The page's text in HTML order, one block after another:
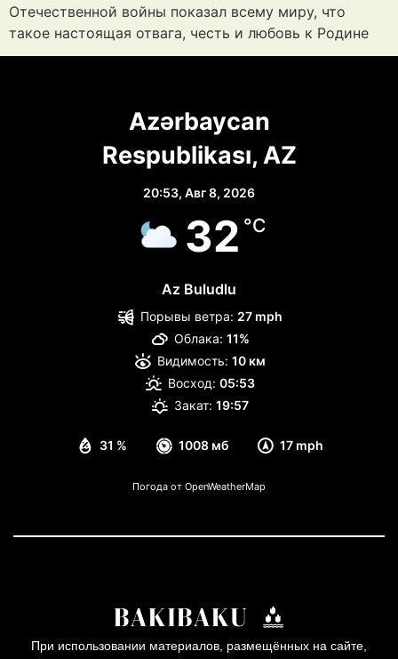
Отечественной войны показал всему миру, что
такое настоящая отвага, честь и любовь к Родине
Azərbaycan
Respublikası, AZ
20:53, Авг 8, 2026
32 °C
Az Buludlu
31 % 1008 мб 17 mph
Порывы ветра: 27 mph
Облака: 11%
Видимость: 10 км
Восход: 05:53
Закат: 19:57
Погода от OpenWeatherMap
При использовании материалов, размещённых на сайте,